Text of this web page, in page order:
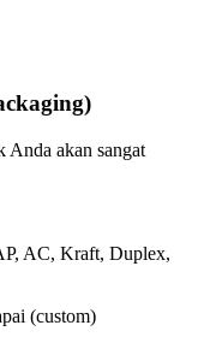
Anda akan sangat
AC, Kraft, Duplex,
(custom)